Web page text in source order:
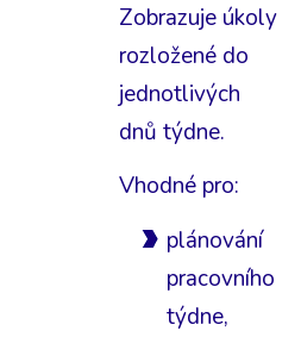
Zobrazuje úkoly
rozložené do
jednotlivých
dnů týdne.
Vhodné pro:
plánování
pracovního
týdne,